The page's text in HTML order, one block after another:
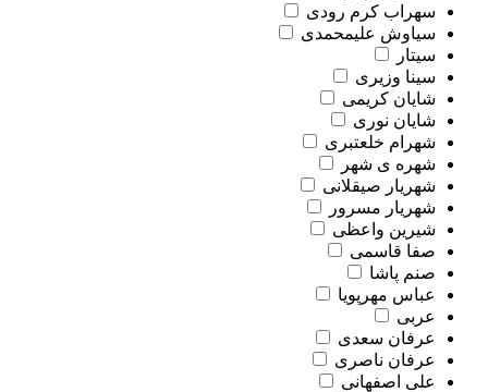
سهراب کرم رودی
سیاوش علیمحمدی
سیتار
سینا وزیری
شایان کریمی
شایان نوری
شهرام خلعتبری
شهره ی شهر
شهریار صیقلانی
شهریار مسرور
شیرین واعظی
صفا قاسمی
صنم پاشا
عباس مهرپویا
عربی
عرفان سعدی
عرفان ناصری
علی اصفهانی